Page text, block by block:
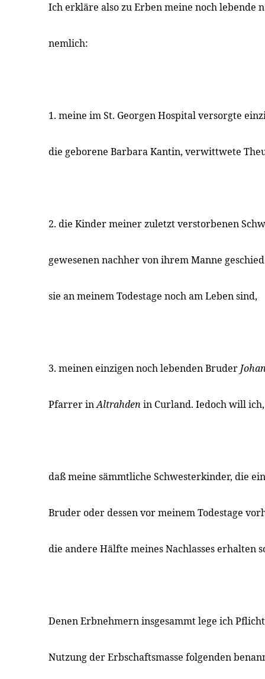
Ich erkläre also zu Erben meine noch lebende
nemlich:
1. meine im St. Georgen Hospital versorgte
die geborene Barbara Kantin, verwittwete
2. die Kinder meiner zuletzt verstorbenen
gewesenen nachher von ihrem Manne
sie an meinem Todestage noch am Leben sind,
3. meinen einzigen noch lebenden Bruder
Pfarrer inAltrahden in Curland. Iedoch will ich,
daß meine sämmtliche Schwesterkinder, die
Bruder oder dessen vor meinem Todestage
die andere Hälfte meines Nachlasses erhalten
Denen Erbnehmern insgesammt lege ich
Nutzung der Erbschaftsmasse folgenden